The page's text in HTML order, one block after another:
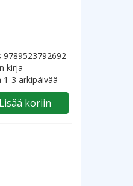
kirja
3 arkipäivää
Lisää koriin